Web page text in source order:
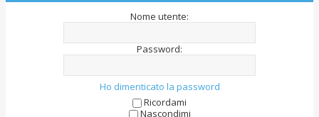
Nome utente:
Password:
Ho dimenticato la password
Ricordami
Nascondimi